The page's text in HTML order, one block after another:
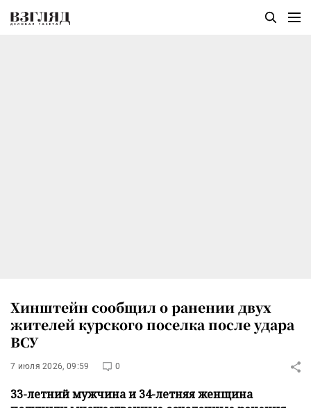
Хинштейн сообщил о ранении двух
жителей курского поселка после удара
ВСУ
7 июля 2026, 09:59 0
33-летний мужчина и 34-летняя женщина